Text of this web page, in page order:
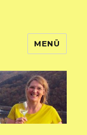
MENÜ